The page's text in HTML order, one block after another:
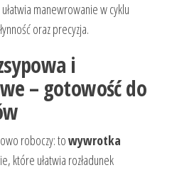
manewrowanie w cyklu
oraz precyzja.
i
– gotowość do
roboczy: towywrotka
które ułatwia rozładunek